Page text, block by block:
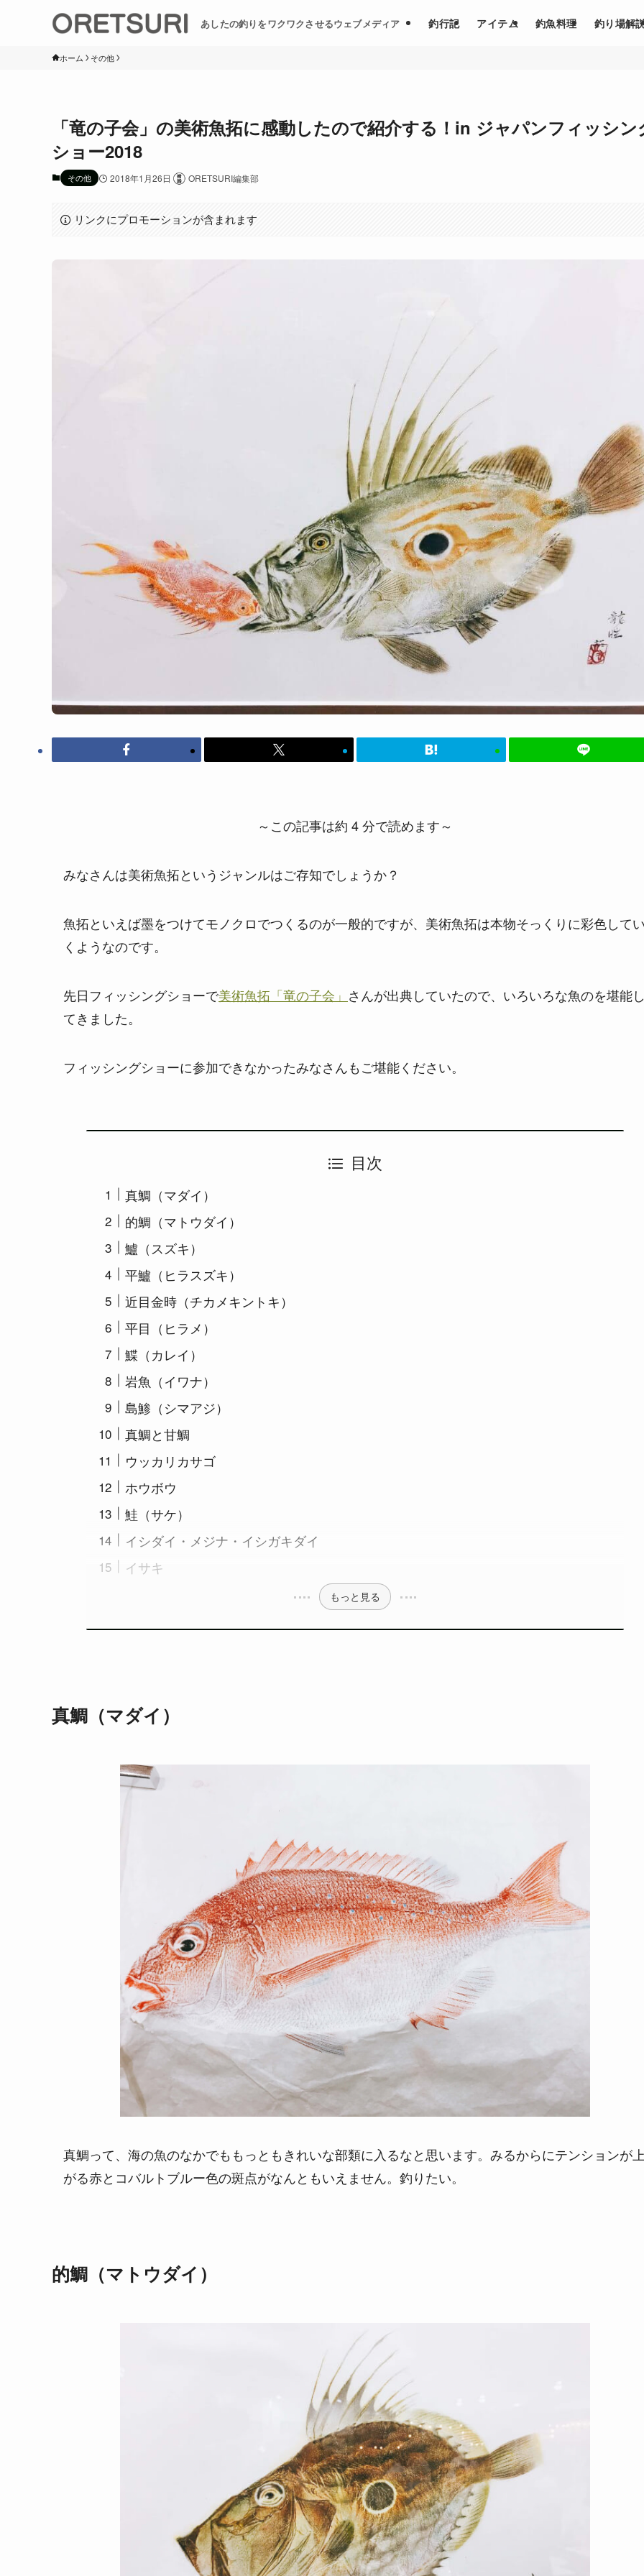
あしたの釣りをワクワクさせるウェブメディア 釣行記 アイテム 釣魚料理 釣り場解
ホーム その他
「竜の子会」の美術魚拓に感動したので紹介する！in ジャパンフィッシン
ショー2018
その他 2018年1月26日 ORETSURI編集部
リンクにプロモーションが含まれます
～この記事は約 4 分で読めます～
みなさんは美術魚拓というジャンルはご存知でしょうか？
魚拓といえば墨をつけてモノクロでつくるのが一般的ですが、美術魚拓は本物そっくりに彩色して
くようなのです。
先日フィッシングショーで美術魚拓「竜の子会」 さんが出典していたので、いろいろな魚のを堪能
てきました。
フィッシングショーに参加できなかったみなさんもご堪能ください。
目次
真鯛（マダイ）
的鯛（マトウダイ）
鱸（スズキ）
平鱸（ヒラスズキ）
近目金時（チカメキントキ）
平目（ヒラメ）
鰈（カレイ）
岩魚（イワナ）
島鯵（シマアジ）
真鯛と甘鯛
ウッカリカサゴ
ホウボウ
鮭（サケ）
イシダイ・メジナ・イシガキダイ
イサキ
もっと見る
真鯛（マダイ）
真鯛って、海の魚のなかでももっともきれいな部類に入るなと思います。みるからにテンションが
がる赤とコバルトブルー色の斑点がなんともいえません。釣りたい。
的鯛（マトウダイ）